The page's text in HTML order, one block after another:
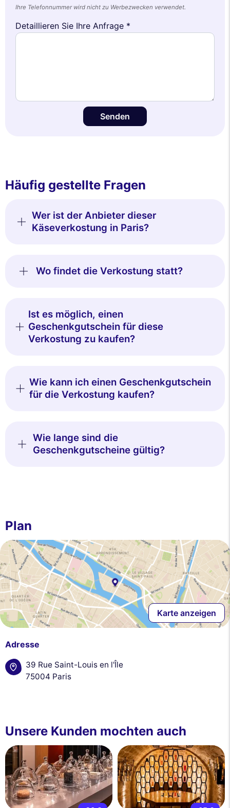
Ihre Telefonnummer wird nicht zu Werbezwecken verwendet.
Detaillieren Sie Ihre Anfrage *
Senden
Häufig gestellte Fragen
Wer ist der Anbieter dieser
Käseverkostung in Paris?
Wo findet die Verkostung statt?
Ist es möglich, einen
Geschenkgutschein für diese
Verkostung zu kaufen?
Wie kann ich einen Geschenkgutschein
für die Verkostung kaufen?
Wie lange sind die
Geschenkgutscheine gültig?
Plan
Karte anzeigen
Adresse
39 Rue Saint-Louis en l'Île
75004 Paris
Unsere Kunden mochten auch